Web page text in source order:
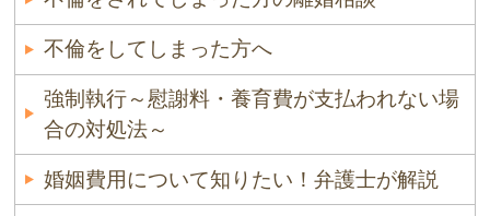
不倫をしてしまった方へ
強制執行～慰謝料・養育費が支払われない場
合の対処法～
婚姻費用について知りたい！弁護士が解説